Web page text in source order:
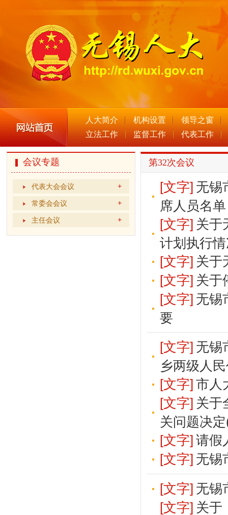
人大简介 机构设置
领导之窗
立法工作
监督工作 代表工作
会议专题
代表大会会议
常委会会议
主任会议
第32次会议
[文字] 无锡
席人员名单
[文字] 关于
计划执行
[文字] 关于
[文字] 关于
[文字] 无锡
要
[文字] 无锡
乡两级人
[文字] 市人
[文字] 关于
关问题决
[文字] 请假
[文字] 无锡
[文字] 无锡
[文字] 关于